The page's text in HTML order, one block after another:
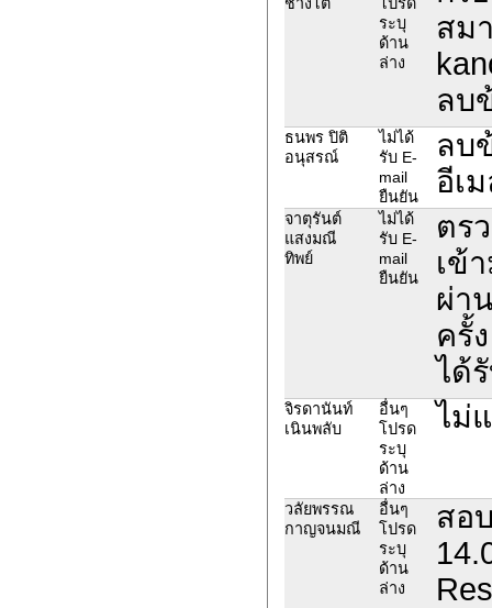
ระบุ
ด้าน
ล่าง
สม
ลบ
ธนพร ปิติ
อนุสรณ์
ไม่ได้
รับ E-
mail
ยืนยัน
ลบ
อีเ
จาตุรันต์
แสงมณี
ทิพย์
ไม่ได้
รับ E-
mail
ยืนยัน
ตร
เข้
ผ่า
ครั้
ได้
จิรดานันท์
เนินพลับ
อื่นๆ
โปรด
ระบุ
ด้าน
ล่าง
ไม่
วลัยพรรณ
กาญจนมณี
อื่นๆ
โปรด
ระบุ
ด้าน
ล่าง
สอ